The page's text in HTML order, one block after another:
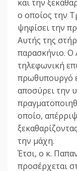
και την
ο οποίος την
ψηφίσει την
Αυτής της
παρασκήνιο. Ο
τηλεφωνική
πρωθυπουργό
αποσύρει την
οποίο,
την μάχη.
Έτσι, ο κ.
προσέρχεται